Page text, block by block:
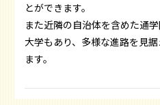
とができます。
また近隣の自治体を含めた通
大学もあり、多様な進路を見
ます。